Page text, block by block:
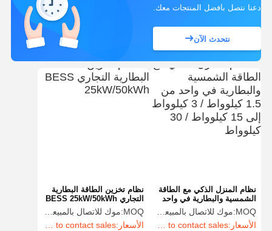
دعنا نتصل بأفضل المنتجات معك.
نتحدث الآن
نظام المنزل الذكي مع الطاقة
الشمسية والبطارية في واحد
من 1.5 كيلوواط / 3 كيلوواط
إلى 15 كيلوواط / 30 كيلوواط
MOQ: موك للاتصال بالمبيعات
الأسعار:FOB or DAP/DDP to contact sales
نظام تخزين الطاقة البطارية
التجاري BESS 25kW/50kWh
MOQ: موك للاتصال بالمبيعات
الأسعار:FOB or DAP/DDP to contact sales